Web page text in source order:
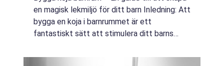
en magisk lekmiljö för ditt barn Inledning: Att
bygga en koja i barnrummet är ett
fantastiskt sätt att stimulera ditt barns
utforska. I denna artikel kommer...